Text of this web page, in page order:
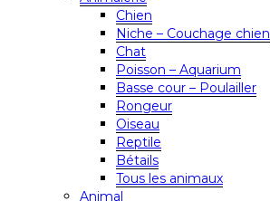
Chien
Niche – Couchage chien
Chat
Poisson – Aquarium
Basse cour – Poulailler
Rongeur
Oiseau
Reptile
Bétails
Tous les animaux
Animal